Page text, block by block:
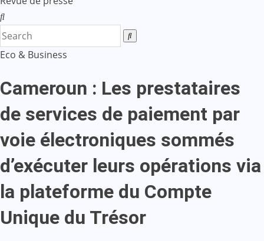
Eco & Business
Cameroun : Les prestataires
de services de paiement par
voie électroniques sommés
d’exécuter leurs opérations via
la plateforme du Compte
Unique du Trésor